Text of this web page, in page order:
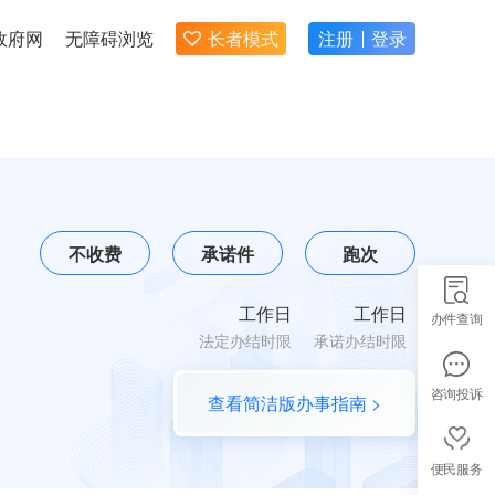
府网 无障碍浏览 长者模式 注册 登录
不收费 承诺件 跑次
工作日
法定办结时限
工作日
承诺办结时限
查看简洁版办事指南 >
办件查询
咨询投诉
便民服务